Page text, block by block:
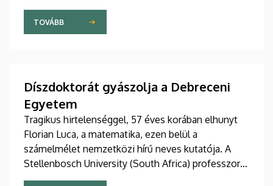
természetes gyógyszereit tökéletesítik a kutatók.
A nemzetközileg is elismert debreceni fejlesztések
– a bőrbarát rózsakrémtől a normál vércukorszintet
M. Tóth Ildikó Sajtóközpont saját gyártású
tudományos sorozatának legújabb riportjában.
TOVÁBB
Díszdoktorát gyászolja a Debreceni
Egyetem
Tragikus hirtelenséggel, 57 éves korában elhunyt
Florian Luca, a matematika, ezen belül a
számelmélet nemzetközi hírű neves kutatója. A
Stellenbosch University (South Africa) professzorát
2025 novemberében avatta díszdoktorai sorába a